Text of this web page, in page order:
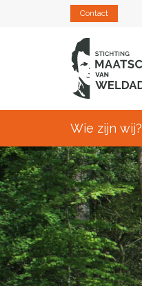
Contact
Wie zijn wij?